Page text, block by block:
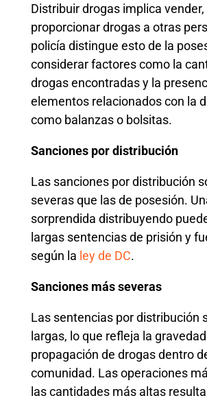
Distribuir drogas implica
proporcionar drogas a otras
policía distingue esto de la
considerar factores como la
drogas encontradas y la
elementos relacionados con la
como balanzas o bolsitas.
Sanciones por distribución
Las sanciones por distribución
severas que las de posesión.
sorprendida distribuyendo
largas sentencias de prisión y
según la ley de DC.
Sanciones más severas
Las sentencias por distribución
largas, lo que refleja la
propagación de drogas dentro
comunidad. Las operaciones
las cantidades más altas